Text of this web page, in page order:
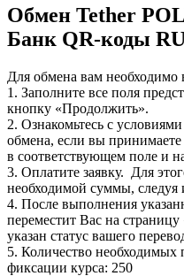
Обмен Tether
Банк QR-коды
Для обмена вам необходимо
1. Заполните все поля
кнопку «Продолжить».
2. Ознакомьтесь с
обмена, если вы принимаете
в соответствующем поле и
3. Оплатите заявку. Для
необходимой суммы, следуя
4. После выполнения
переместит Вас на страницу
указан статус вашего
5. Количество необходимых
фиксации курса: 250